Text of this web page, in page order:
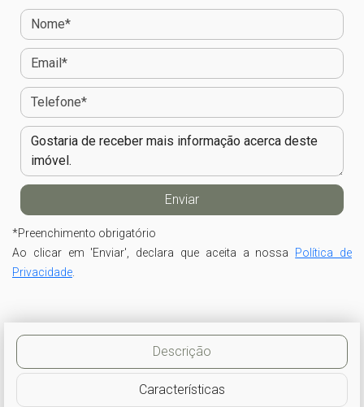
*Preenchimento obrigatório
Ao clicar em 'Enviar', declara que aceita a nossa Política de
Privacidade.
Descrição
Características